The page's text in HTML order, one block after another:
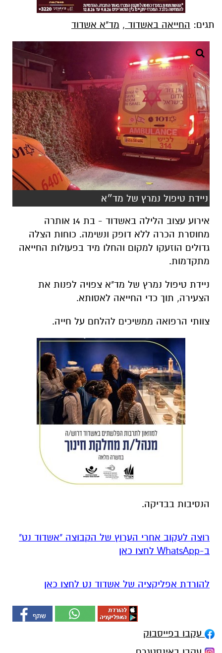
תגים: החייאה באשדוד , מד"א אשדוד
ניידת טיפול נמרץ של מד״א
אירוע עצוב הלילה באשדוד - בת 14 אותרה
מחוסרת הכרה ללא דופק ונשימה. כוחות הצלה
גדולים הוזעקו למקום והחלו מיד בפעולות החייאה
מתקדמות.
ניידת טיפול נמרץ של מד"א צפויה לפנות את
הצעירה, תוך כדי החייאה לאסותא.
צוותי הרפואה ממשיכים להלחם על חייה.
הנסיבות בבדיקה.
רוצה לעקוב אחרי הערוץ של הקבוצה "אשדוד נט"
ב-WhatsApp לחצו כאן
להורדת אפליקציה של אשדוד נט לחצו כאן
עקבו בפייסבוק